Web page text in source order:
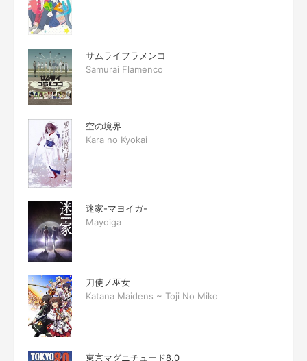
サムライフラメンコ
Samurai Flamenco
空の境界
Kara no Kyokai
迷家-マヨイガ-
Mayoiga
刀使ノ巫女
Katana Maidens ~ Toji No Miko
東京マグニチュード8.0